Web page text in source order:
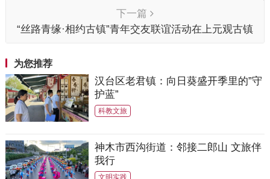
下一篇
“丝路青缘·相约古镇”青年交友联谊活动在上元观古镇
为您推荐
汉台区老君镇：向日葵盛开季里的”守
护蓝”
科教文旅
神木市西沟街道：邻接二郎山 文旅伴
我行
文明实践